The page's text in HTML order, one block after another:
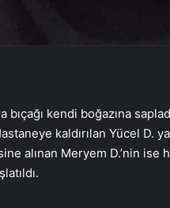
bıçağı kendi boğazına
kaldırılan Yücel D.
alınan Meryem D.’nin